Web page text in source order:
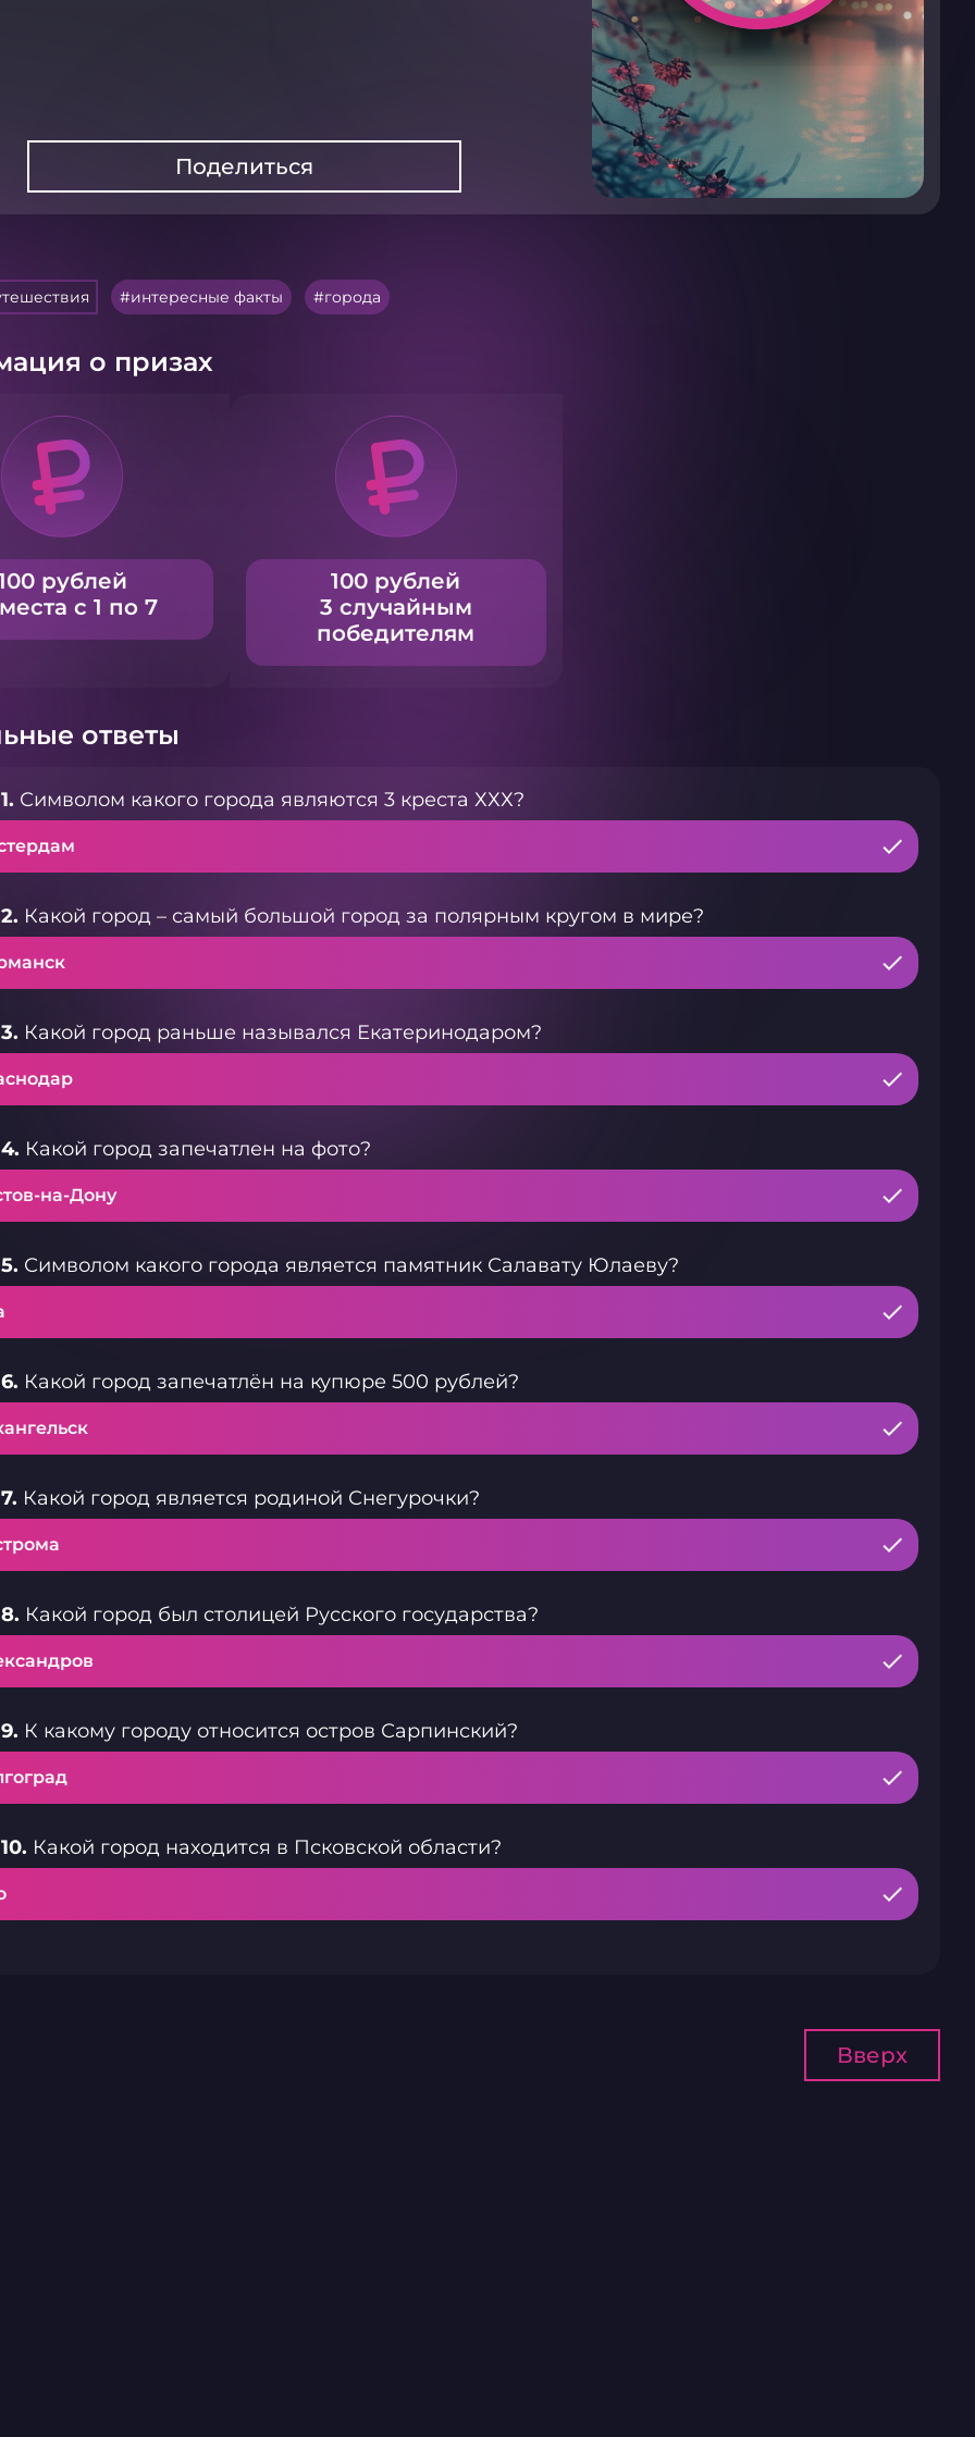
Поделиться
интересные факты города
о призах
рублей
с 1 по 7
100 рублей
3 случайным
победителям
ответы
Символом какого города являются 3 креста ХХХ?
Какой город – самый большой город за полярным кругом в мире?
Какой город раньше назывался Екатеринодаром?
Какой город запечатлен на фото?
на-Дону
Символом какого города является памятник Салавату Юлаеву?
Какой город запечатлён на купюре 500 рублей?
Какой город является родиной Снегурочки?
Какой город был столицей Русского государства?
К какому городу относится остров Сарпинский?
Какой город находится в Псковской области?
Вверх